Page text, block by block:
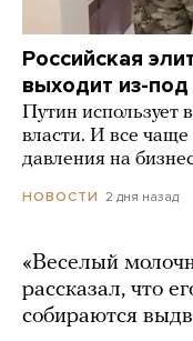
Российская
выходит из-
Путин использует
власти. И все
давления на
НОВОСТИ 2 дня назад
«Веселый
рассказал, что
собираются